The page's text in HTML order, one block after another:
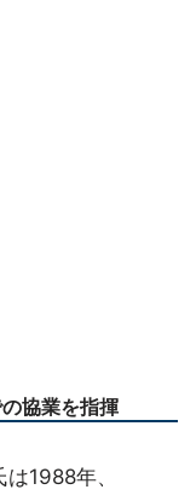
協業を指揮
1988年、